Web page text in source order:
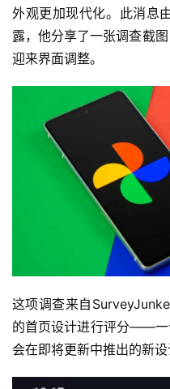
外观更加现代化。此消息
露，他分享了一张调查截
迎来界面调整。
这项调查来自
的首页设计进行评分——一
会在即将更新中推出的新设